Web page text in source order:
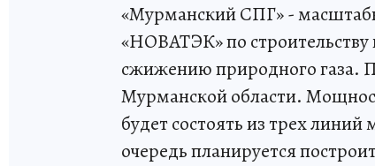
«Мурманский СПГ» -
«НОВАТЭК» по строительству
сжижению природного газа.
Мурманской области.
будет состоять из трех
очередь планируется